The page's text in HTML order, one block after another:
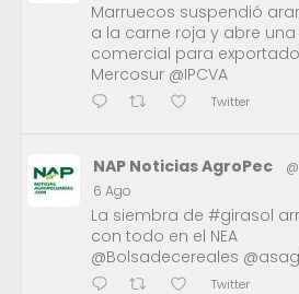
Marruecos suspendió
a la carne roja y abre
comercial para
Mercosur @IPCVA
Twitter
NAP Noticias AgroPec
6 Ago
La siembra de #girasol
con todo en el NEA
@Bolsadecereales
Twitter